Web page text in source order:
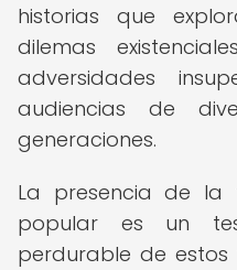
historias que
dilemas
adversidades
audiencias de
generaciones.
La presencia de
popular es un
perdurable de estos